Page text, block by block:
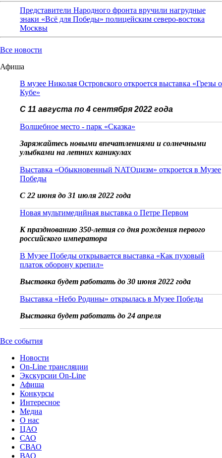
Представители Народного фронта вручили нагрудные
знаки «Всё для Победы» полицейским северо-востока
Москвы
Все новости
Афиша
В музее Николая Островского откроется выставка «Грезы о
Кубе»
С 11 августа по 4 сентября 2022 года
Волшебное место - парк «Сказка»
Заряжайтесь новыми впечатлениями и солнечными
улыбками на летних каникулах
Выставка «Обыкновенный NATOцизм» откроется в Музее
Победы
С 22 июня до 31 июля 2022 года
Новая мультимедийная выставка о Петре Первом
К празднованию 350-летия со дня рождения первого
российского императора
В Музее Победы открывается выставка «Как пуховый
платок оборону крепил»
Выставка будет работать до 30 июня 2022 года
Выставка «Небо Родины» открылась в Музее Победы
Выставка будет работать до 24 апреля
Все события
Новости
On-Line трансляции
Экскурсии On-Line
Афиша
Конкурсы
Интересное
Медиа
О нас
ЦАО
САО
СВАО
ВАО